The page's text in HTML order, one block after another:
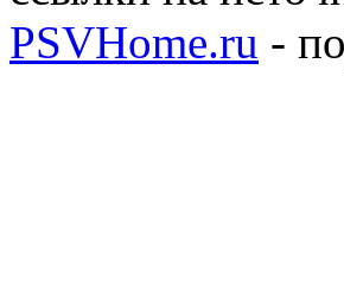
PSVHome.ru -